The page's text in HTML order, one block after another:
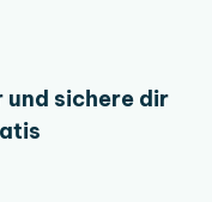
sichere dir